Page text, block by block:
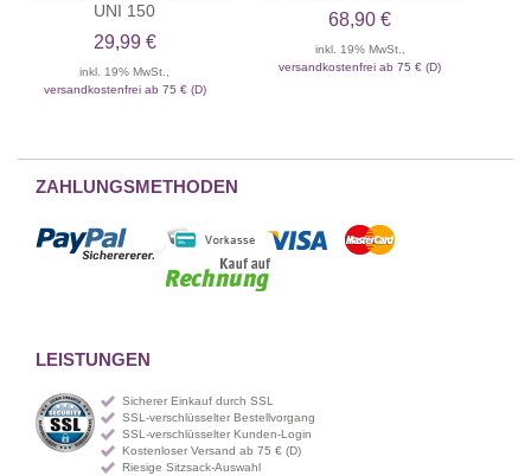
UNI 150
29,99 €
inkl. 19% MwSt.,
versandkostenfrei ab 75 € (D)
68,90 €
inkl. 19% MwSt.,
versandkostenfrei ab 75 € (D)
ZAHLUNGSMETHODEN
LEISTUNGEN
Sicherer Einkauf durch SSL
SSL-verschlüsselter Bestellvorgang
SSL-verschlüsselter Kunden-Login
Kostenloser Versand ab 75 € (D)
Riesige Sitzsack-Auswahl